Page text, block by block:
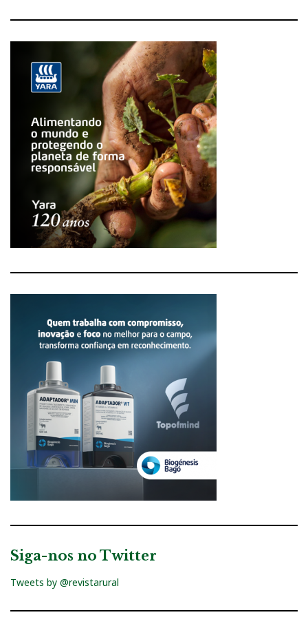
Siga-nos no Twitter
Tweets by @revistarural